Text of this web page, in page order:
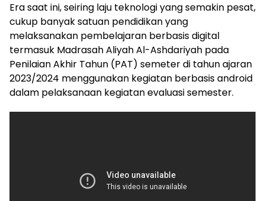
Era saat ini, seiring laju teknologi yang semakin pesat,
cukup banyak satuan pendidikan yang
melaksanakan pembelajaran berbasis digital
termasuk Madrasah Aliyah Al-Ashdariyah pada
Penilaian Akhir Tahun (PAT) semeter di tahun ajaran
2023/2024 menggunakan kegiatan berbasis android
dalam pelaksanaan kegiatan evaluasi semester.